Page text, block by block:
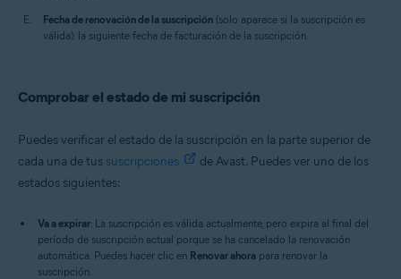
Fecha de renovación de la suscripción (solo aparece si la suscripción es
válida): la siguiente fecha de facturación de la suscripción.
Comprobar el estado de mi suscripción
Puedes verificar el estado de la suscripción en la parte superior de
cada una de tus suscripciones
de Avast. Puedes ver uno de los
estados siguientes:
Va a expirar: La suscripción es válida actualmente, pero expira al final del
período de suscripción actual porque se ha cancelado la renovación
automática. Puedes hacer clic en Renovar ahora para renovar la
suscripción.